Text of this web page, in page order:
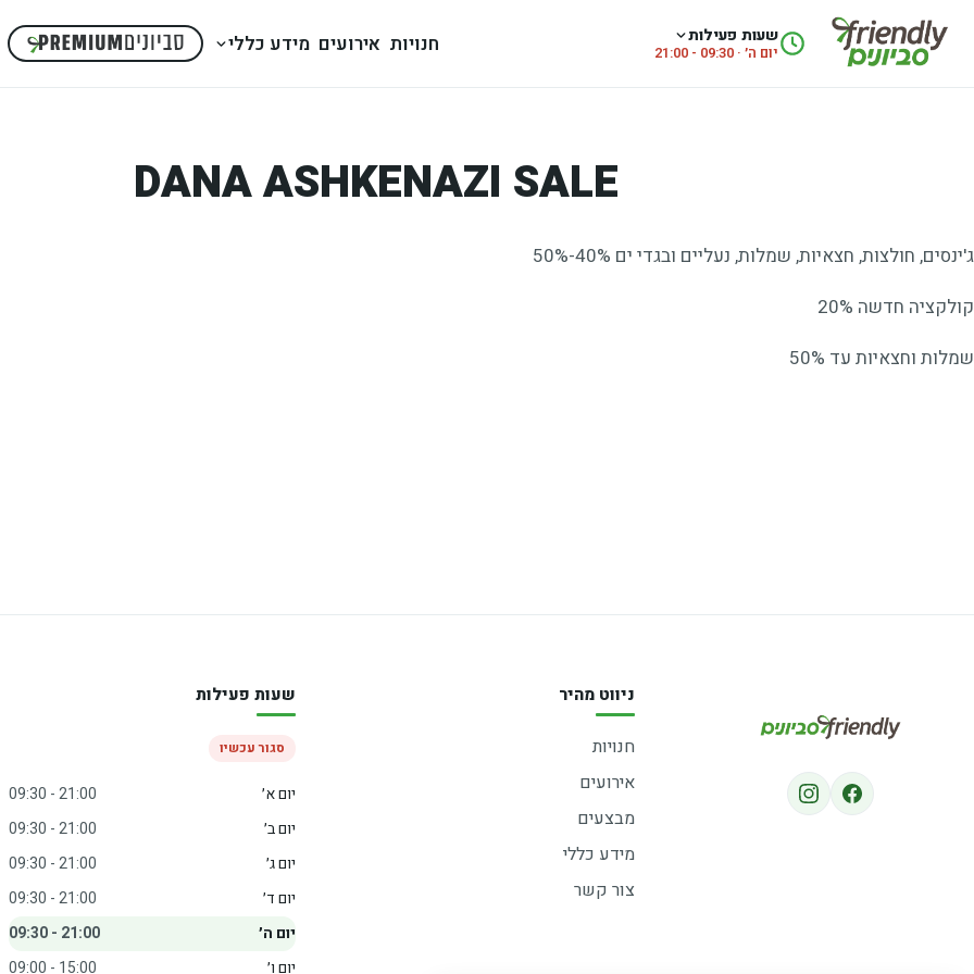
שעות פעילות
יום ה׳ · 09:30 - 21:00 חנויות אירועים מידע כללי
DANA ASHKENAZI SALE
ג'ינסים, חולצות, חצאיות, שמלות, נעליים ובגדי ים 40%-50%
קולקציה חדשה 20%
שמלות וחצאיות עד 50%
ניווט מהיר
חנויות
אירועים
מבצעים
מידע כללי
צור קשר
שעות פעילות
סגור עכשיו
יום א׳
09:30 - 21:00
יום ב׳
09:30 - 21:00
יום ג׳
09:30 - 21:00
יום ד׳
09:30 - 21:00
יום ה׳
09:30 - 21:00
יום ו׳
09:00 - 15:00